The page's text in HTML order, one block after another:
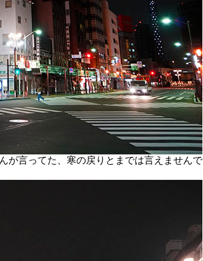
が言ってた、寒の戻りとまでは言えませんで